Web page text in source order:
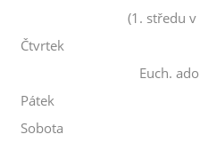
(1. středu v
Čtvrtek
Euch.
Pátek
Sobota